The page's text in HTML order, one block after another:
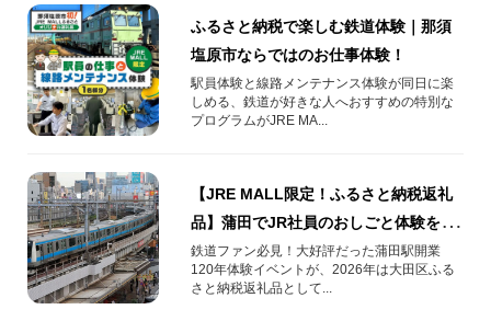
ふるさと納税で楽しむ鉄道体験｜那須
塩原市ならではのお仕事体験！
駅員体験と線路メンテナンス体験が同日に楽
しめる、鉄道が好きな人へおすすめの特別な
プログラムがJRE MA...
【JRE MALL限定！ふるさと納税返礼
品】蒲田でJR社員のおしごと体験を開
催！
鉄道ファン必見！大好評だった蒲田駅開業
120年体験イベントが、2026年は大田区ふる
さと納税返礼品として...